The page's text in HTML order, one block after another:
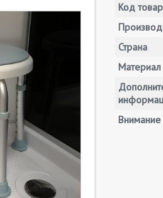
Код
Страна
Материал
Внимание